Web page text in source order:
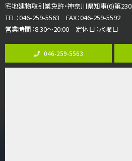
全棟ＬＤＫは16帖の4ＬＤＫ！食器洗い乾燥機
第8位
宅地建物取引業免許・神奈川県知事(6)第
TEL：046-259-5563 FAX：046-259-5592
営業時間：8:30～20:00 定休日：水曜日
046-259-5563